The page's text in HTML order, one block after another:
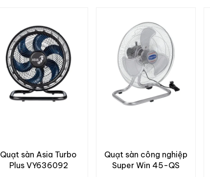
Quạt sàn Asia Turbo
Plus VY636092
Quạt sàn công nghiệp
Super Win 45-QS